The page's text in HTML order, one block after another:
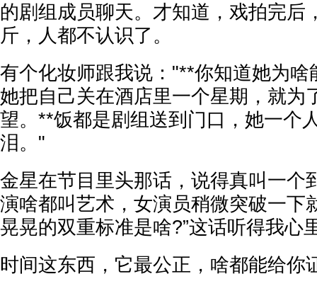
的剧组成员聊天。才知道，戏拍完后
斤，人都不认识了。
有个化妆师跟我说："**你知道她为啥
她把自己关在酒店里一个星期，就为
望。**饭都是剧组送到门口，她一个
泪。"
金星在节目里头那话，说得真叫一个
演啥都叫艺术，女演员稍微突破一下
晃晃的双重标准是啥?”这话听得我心
时间这东西，它最公正，啥都能给你